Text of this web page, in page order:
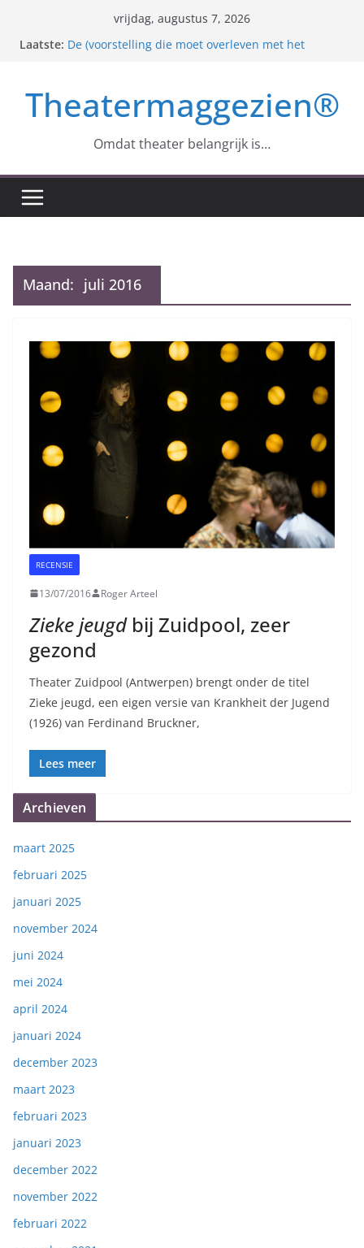
vrijdag, augustus 7, 2026
Laatste: De (voorstelling die moet overleven met het
een identiteit
Anton Tsjechov en zijn ‘Meeuw’
Roger Arteel – 1935 – 2024
Monopolis (excès, abuz et maléfices) : Zuidpool en
Theatermaggezien®
Omdat theater belangrijk is…
Maand: juli 2016
RECENSIE
13/07/2016 Roger Arteel
Zieke jeugdbij Zuidpool, zeer
gezond
Theater Zuidpool (Antwerpen) brengt onder de titel
Zieke jeugd, een eigen versie van Krankheit der Jugend
(1926) van Ferdinand Bruckner,
Lees meer
Archieven
maart 2025
februari 2025
januari 2025
november 2024
juni 2024
mei 2024
april 2024
januari 2024
december 2023
maart 2023
februari 2023
januari 2023
december 2022
november 2022
februari 2022